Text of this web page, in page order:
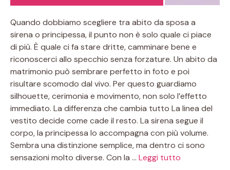
Quando dobbiamo scegliere tra abito da sposa a
sirena o principessa, il punto non è solo quale ci piace
di più. È quale ci fa stare dritte, camminare bene e
riconoscerci allo specchio senza forzature. Un abito da
matrimonio può sembrare perfetto in foto e poi
risultare scomodo dal vivo. Per questo guardiamo
silhouette, cerimonia e movimento, non solo l’effetto
immediato. La differenza che cambia tutto La linea del
vestito decide come cade il resto. La sirena segue il
corpo, la principessa lo accompagna con più volume.
Sembra una distinzione semplice, ma dentro ci sono
sensazioni molto diverse. Con la … Leggi tutto